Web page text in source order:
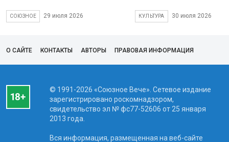
СОЮЗНОЕ 29 июля 2026 КУЛЬТУРА 30 июля 2026
О САЙТЕ КОНТАКТЫ АВТОРЫ ПРАВОВАЯ ИНФОРМАЦИЯ
© 1991-2026 «Союзное Вече». Сетевое издание
зарегистрировано роскомнадзором,
свидетельство эл № фc77-52606 от 25 января
2013 года.
Вся информация, размещенная на веб-сайте